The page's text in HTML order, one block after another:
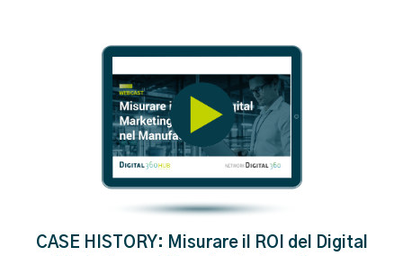
CASE HISTORY: Misurare il ROI del Digital